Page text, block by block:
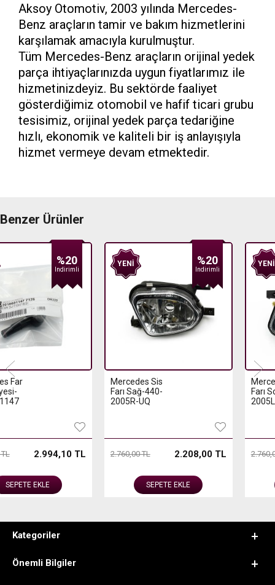
Aksoy Otomotiv, 2003 yılında Mercedes-
Benz araçların tamir ve bakım hizmetlerini
karşılamak amacıyla kurulmuştur.
Tüm Mercedes-Benz araçların orijinal yedek
parça ihtiyaçlarınızda uygun fiyatlarımız ile
hizmetinizdeyiz. Bu sektörde faaliyet
gösterdiğimiz otomobil ve hafif ticari grubu
tesisimiz, orijinal yedek parça tedariğine
hızlı, ekonomik ve kaliteli bir iş anlayışıyla
hizmet vermeye devam etmektedir.
Benzer Ürünler
%20
Indirimli
Mercedes Sis
2005R-UQ
2.760,00 TL 2.208,00 TL
SEPETE EKLE
%20
Indirimli
Mercedes Sis
Farı Sol-440-
2.760,00 TL 2.208,00 TL
SEPETE EKLE
Kategoriler
Önemli Bilgiler